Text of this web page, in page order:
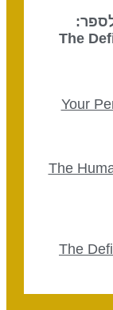
The
Your
The
The